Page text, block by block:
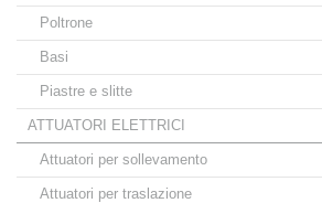
Poltrone
Basi
Piastre e slitte
ATTUATORI ELETTRICI
Attuatori per sollevamento
Attuatori per traslazione